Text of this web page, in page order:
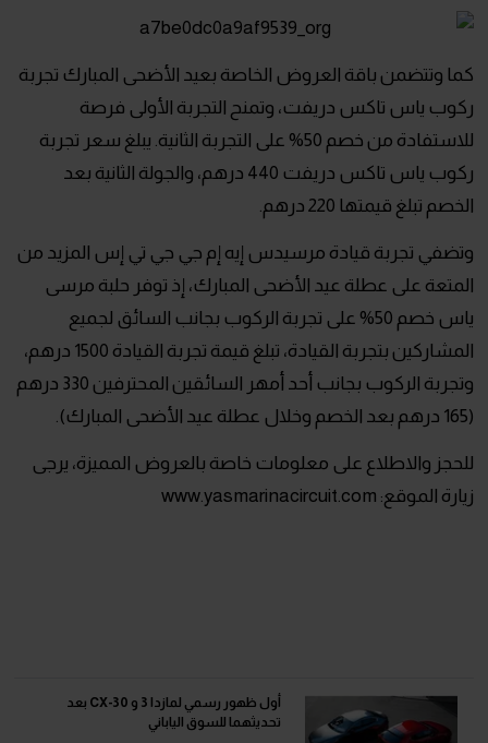
كما وتتضمن باقة العروض الخاصة بعيد الأضحى المبارك تجربة
ركوب ياس تاكس دريفت، وتمنح التجربة الأولى فرصة
للاستفادة من خصم 50% على التجربة الثانية. يبلغ سعر تجربة
ركوب ياس تاكس دريفت 440 درهم، والجولة الثانية بعد
الخصم تبلغ قيمتها 220 درهم.
وتضفي تجربة قيادة مرسيدس إيه إم جي جي تي إس المزيد من
المتعة على عطلة عيد الأضحى المبارك، إذ توفر حلبة مرسى
ياس خصم 50% على تجربة الركوب بجانب السائق لجميع
المشاركين بتجربة القيادة، تبلغ قيمة تجربة القيادة 1500 درهم،
وتجربة الركوب بجانب أحد أمهر السائقين المحترفين 330 درهم
(165 درهم بعد الخصم وخلال عطلة عيد الأضحى المبارك).
للحجز والاطلاع على معلومات خاصة بالعروض المميزة، يرجى
زيارة الموقع: www.yasmarinacircuit.com
أول ظهور رسمي لمازدا 3 و CX-30 بعد
تحديثهما للسوق الياباني